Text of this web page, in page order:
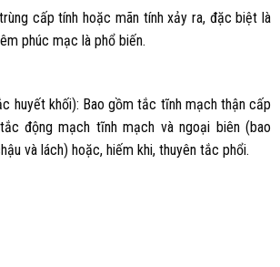
cấp tính hoặc mãn tính xảy ra, đặc biệt là
phúc mạc là phổ biến.
huyết khối): Bao gồm tắc tĩnh mạch thận cấp
động mạch tĩnh mạch và ngoại biên (bao
và lách) hoặc, hiếm khi, thuyên tắc phổi.